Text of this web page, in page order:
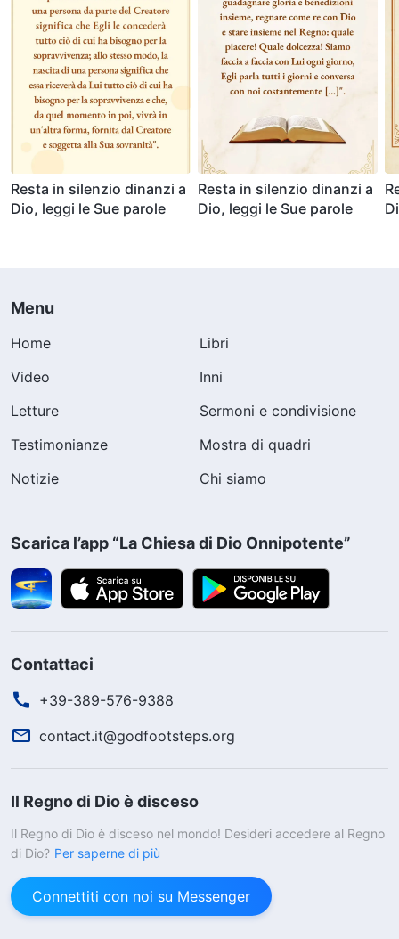
Resta in silenzio dinanzi a
Dio, leggi le Sue parole
Resta in silenzio dinanzi a
Dio, leggi le Sue parole
Menu
Home
Libri
Video
Inni
Letture
Sermoni e condivisione
Testimonianze
Mostra di quadri
Notizie
Chi siamo
Scarica l’app “La Chiesa di Dio Onnipotente”
Contattaci
+39-389-576-9388
contact.it@godfootsteps.org
Il Regno di Dio è disceso
Il Regno di Dio è disceso nel mondo! Desideri accedere al Regno
di Dio? Per saperne di più
Connettiti con noi su Messenger
La preghiera è il nostro respiro e la Parola di
Dio è la nostra vita. Vuoi pregare e leggere
la Parola di Dio con noi?